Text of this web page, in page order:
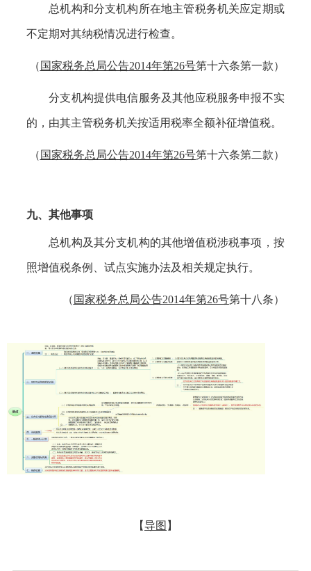
总机构和分支机构所在地主管税务机关应定期或
不定期对其纳税情况进行检查。
（ 国家税务总局公告2014年第26号第十六条第一款）
分支机构提供电信服务及其他应税服务申报不实
的，由其主管税务机关按适用税率全额补征增值税。
（ 国家税务总局公告2014年第26号第十六条第二款）
九、其他事项
总机构及其分支机构的其他增值税涉税事项，按
照增值税条例、试点实施办法及相关规定执行。
（ 国家税务总局公告2014年第26号第十八条）
【导图 】